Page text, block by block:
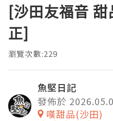
[沙田友福音
正]
瀏覽次數:229
魚堅日記
發佈於
嘆甜品(沙田)